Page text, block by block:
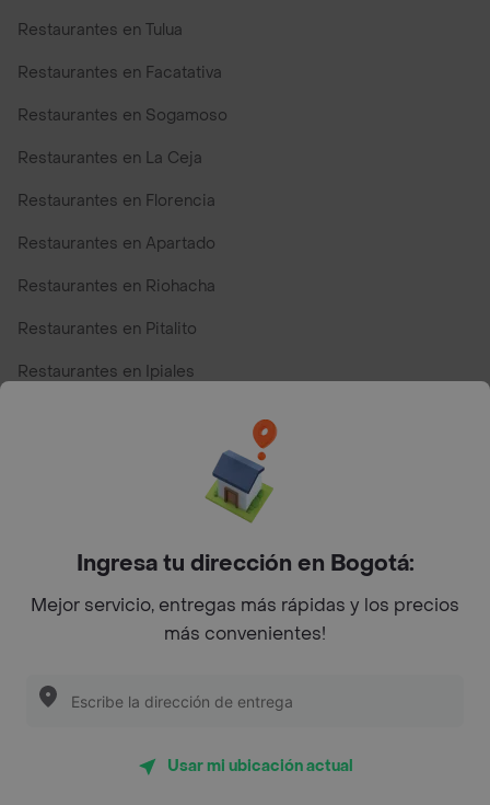
Restaurantes en Tulua
Restaurantes en Facatativa
Restaurantes en Sogamoso
Restaurantes en La Ceja
Restaurantes en Florencia
Restaurantes en Apartado
Restaurantes en Riohacha
Restaurantes en Pitalito
Restaurantes en Ipiales
Top Marcas y Cadenas de Restaurantes
Encuéntranos en estos países
App Store Google play
Restaurantes cerca de mi para pedir Comida a Domicilio -
Ingresa tu dirección en Bogotá:
Mejor servicio, entregas más rápidas y los precios
más convenientes!
Usar mi ubicación actual